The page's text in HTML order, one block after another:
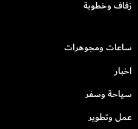
زفاف وخطوبة
ساعات ومجوهرات
اخبار
سياحة وسفر
عمل وتطوير